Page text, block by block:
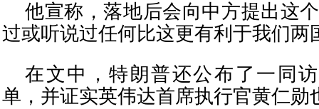
他宣称，落地后会向中方提出这
过或听说过任何比这更有利于我们两
在文中，特朗普还公布了一同
单，并证实英伟达首席执行官黄仁勋